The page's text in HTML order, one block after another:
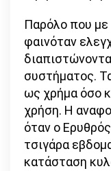
Παρόλο που με
φαινόταν
συστήματος.
ως χρήμα όσο
χρήση. Η
όταν ο
τσιγάρα
κατάσταση